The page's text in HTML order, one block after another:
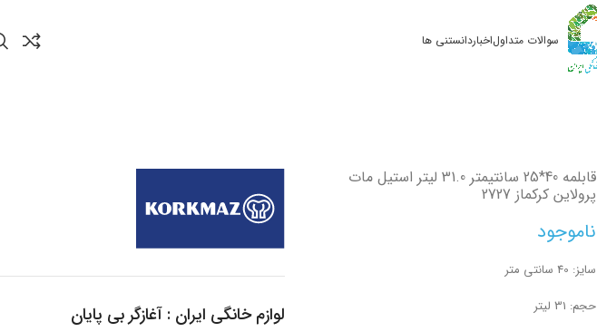
سوالات متداولاخباردانستنی ها
قابلمه 40*25 سانتیمتر 31.0 لیتر استیل مات
پرولاین کرکماز 2727
ناموجود
سایز: 40 سانتی متر
حجم: 31 لیتر
لوازم خانگی ایران : آغازگر بی پایان